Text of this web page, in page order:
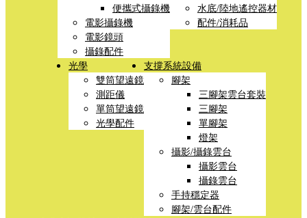
便攜式攝錄機
電影攝錄機
電影鏡頭
攝錄配件
水底/陸地遙控器材
配件/消耗品
光學
雙筒望遠鏡
測距儀
單筒望遠鏡
光學配件
支撐系統設備
腳架
三腳架雲台套裝
三腳架
單腳架
燈架
攝影/攝錄雲台
攝影雲台
攝錄雲台
手持穩定器
腳架/雲台配件